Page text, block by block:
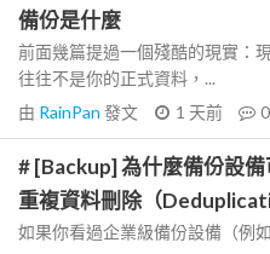
備份是什麼
前面幾篇提過一個殘酷的現實：
往往不是你的正式資料，...
由 RainPan 發文 1 天前 0
# [Backup] 為什麼備份設
重複資料刪除（
如果你看過企業級備份設備（例